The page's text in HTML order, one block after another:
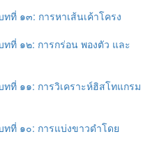
ทที่ ๑๓: การหาเส้นเค้าโครง
ทที่ ๑๒: การกร่อน พองตัว และ
ทที่ ๑๑: การวิเคราะห์ฮิสโทแกรม
ทที่ ๑๐: การแบ่งขาวดำโดย